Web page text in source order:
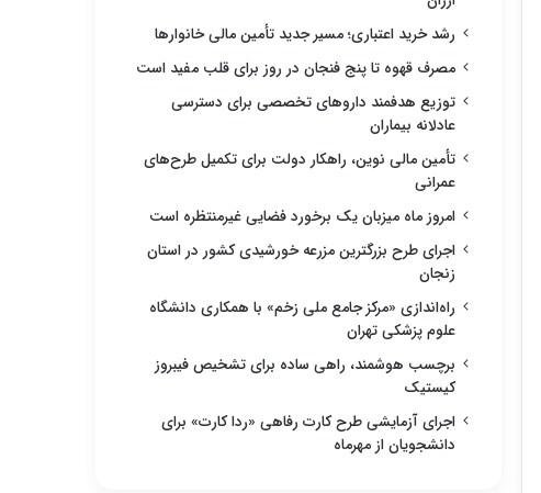
رشد خرید اعتباری؛ مسیر جدید تأمین مالی خانوارها
مصرف قهوه تا پنج فنجان در روز برای قلب مفید است
توزیع هدفمند داروهای تخصصی برای دسترسی
عادلانه بیماران
تأمین مالی نوین، راهکار دولت برای تکمیل طرح‌های
عمرانی
امروز ماه میزبان یک برخورد فضایی غیرمنتظره است
اجرای طرح بزرگترین مزرعه خورشیدی کشور در استان
زنجان
راه‌اندازی «مرکز جامع ملی زخم» با همکاری دانشگاه
علوم پزشکی تهران
برچسب هوشمند، راهی ساده برای تشخیص فیبروز
کیستیک
اجرای آزمایشی طرح کارت رفاهی «ردا کارت» برای
دانشجویان از مهرماه